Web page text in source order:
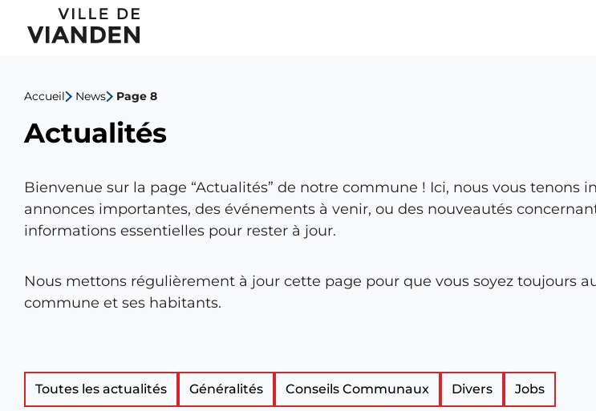
Actualités
Menu
navigation
principal
Accueil News Page 8
Actualités
Bienvenue sur la page “Actualités” de notre commune ! Ici, nous vous tenons
annonces importantes, des événements à venir, ou des nouveautés
informations essentielles pour rester à jour.
Nous mettons régulièrement à jour cette page pour que vous soyez toujours
commune et ses habitants.
ListeToutes les actualités Généralités Conseils Communaux Divers Jobs